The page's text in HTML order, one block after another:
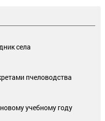
села
пчеловодства
учебному году